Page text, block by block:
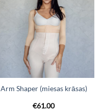
Arm Shaper (miesas krāsas)
€61.00